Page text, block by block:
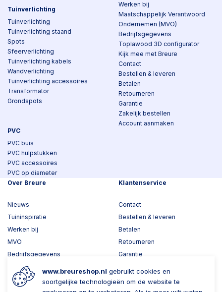
Tuinverlichting
Tuinverlichting
Tuinverlichting staand
Spots
Sfeerverlichting
Tuinverlichting kabels
Wandverlichting
Tuinverlichting accessoires
Transformator
Grondspots
PVC
PVC buis
PVC hulpstukken
PVC accessoires
PVC op diameter
Werken bij
Maatschappelijk Verantwoord
Ondernemen (MVO)
Bedrijfsgegevens
Toplawood 3D configurator
Kijk mee met Breure
Contact
Bestellen & leveren
Betalen
Retourneren
Garantie
Zakelijk bestellen
Account aanmaken
Over Breure
Nieuws
Tuininspiratie
Werken bij
MVO
Bedrijfsgegevens
Toplawood 3D configurator
Kijk mee met Breure
Klantenservice
Contact
Bestellen & leveren
Betalen
Retourneren
Garantie
www.breureshop.nl gebruikt cookies en
soortgelijke technologieën om de website te